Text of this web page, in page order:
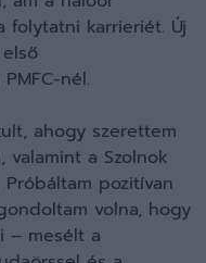
folytatni karrieriét. Új
nél.
ahogy szerettem
valamint a Szolnok
pozitívan
volna, hogy
– mesélt a